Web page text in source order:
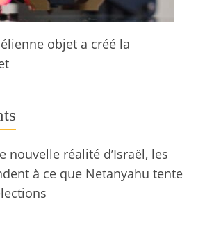
objet a créé la
nouvelle réalité d’Israël, les
à ce que Netanyahu tente